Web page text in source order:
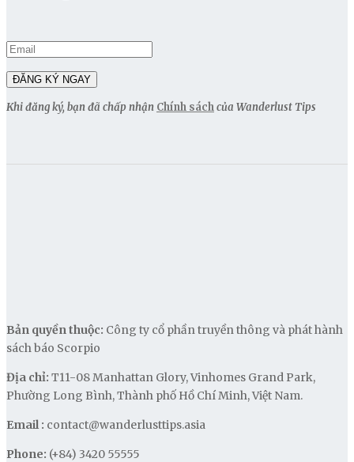
Khi đăng ký, bạn đã chấp nhận Chính sáchcủa Wanderlust Tips
Bản quyền thuộc: Công ty cổ phần truyền thông và phát hành
sách báo Scorpio
Địa chỉ: T11-08 Manhattan Glory, Vinhomes Grand Park,
Phường Long Bình, Thành phố Hồ Chí Minh, Việt Nam.
Email : contact@wanderlusttips.asia
Phone: (+84) 3420 55555